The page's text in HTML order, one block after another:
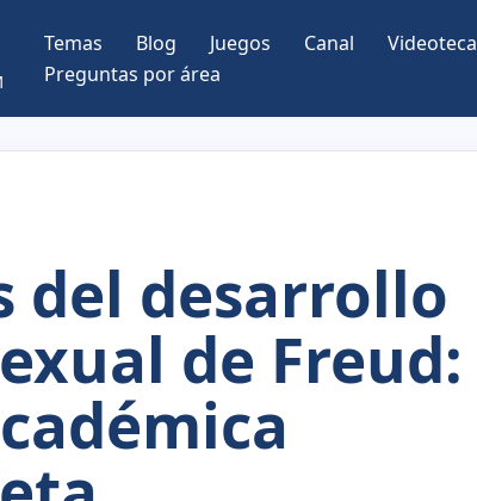
Temas Blog Juegos Canal Videoteca
Preguntas por área
del desarrollo
de Freud: